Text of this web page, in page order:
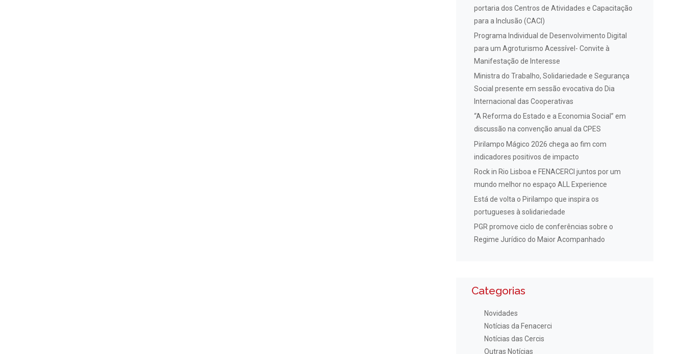
portaria dos Centros de Atividades e Capacitação
para a Inclusão (CACI)
Programa Individual de Desenvolvimento Digital
para um Agroturismo Acessível- Convite à
Manifestação de Interesse
Ministra do Trabalho, Solidariedade e Segurança
Social presente em sessão evocativa do Dia
Internacional das Cooperativas
“A Reforma do Estado e a Economia Social” em
discussão na convenção anual da CPES
Pirilampo Mágico 2026 chega ao fim com
indicadores positivos de impacto
Rock in Rio Lisboa e FENACERCI juntos por um
mundo melhor no espaço ALL Experience
Está de volta o Pirilampo que inspira os
portugueses à solidariedade
PGR promove ciclo de conferências sobre o
Regime Jurídico do Maior Acompanhado
Categorias
Novidades
Notícias da Fenacerci
Notícias das Cercis
Outras Notícias